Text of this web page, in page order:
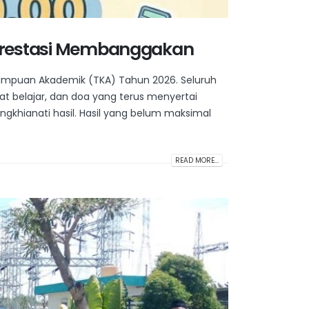
Membanggakan
Akademik (TKA) Tahun 2026. Seluruh
belajar, dan doa yang terus menyertai
hasil. Hasil yang belum maksimal
READ MORE...